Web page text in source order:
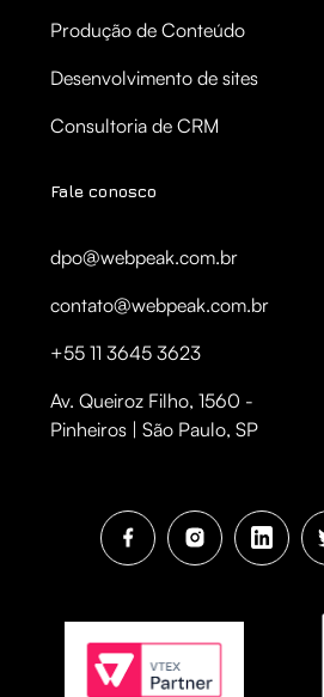
Produção de Conteúdo
Desenvolvimento de sites
Consultoria de CRM
Fale conosco
dpo@webpeak.com.br
contato@webpeak.com.br
+55 11 3645 3623
Av. Queiroz Filho, 1560 -
Pinheiros | São Paulo, SP